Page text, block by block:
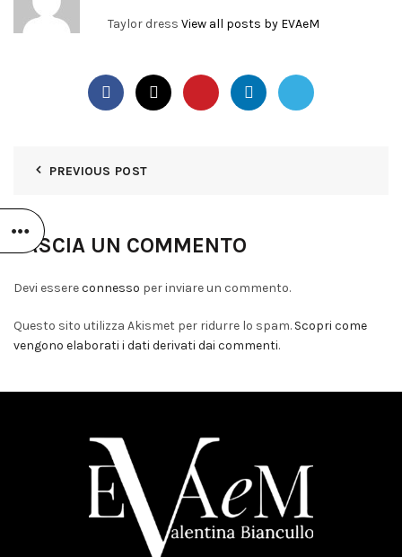
Taylor dress View all posts by EVAeM
PREVIOUS POST
LASCIA UN COMMENTO
Devi essereconnesso per inviare un commento.
Questo sito utilizza Akismet per ridurre lo spam. Scopri come
vengono elaborati i dati derivati dai commenti.